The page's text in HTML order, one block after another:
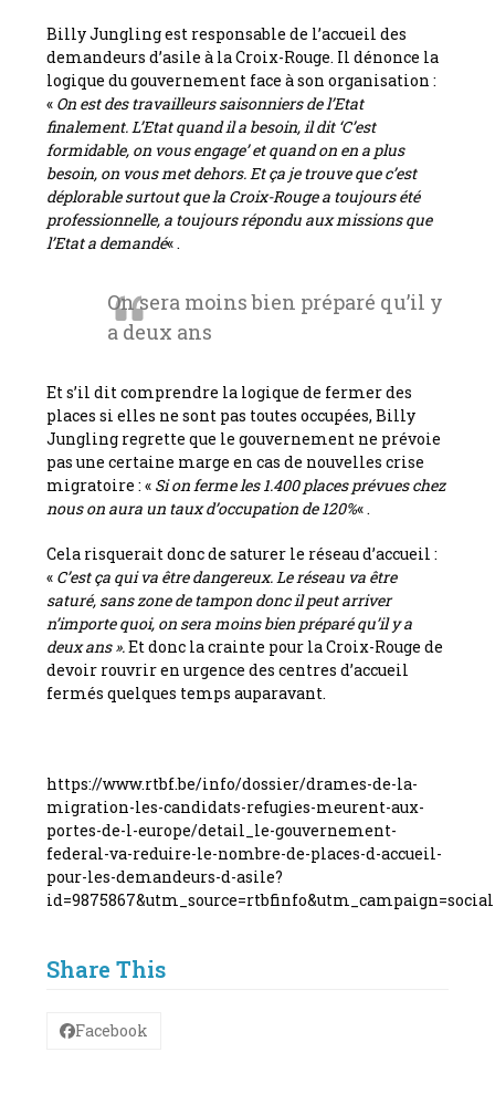
Billy Jungling est responsable de l’accueil des
demandeurs d’asile à la Croix-Rouge. Il dénonce la
logique du gouvernement face à son organisation :
« On est des travailleurs saisonniers de l’Etat
finalement. L’Etat quand il a besoin, il dit ‘C’est
formidable, on vous engage’ et quand on en a plus
besoin, on vous met dehors. Et ça je trouve que c’est
déplorable surtout que la Croix-Rouge a toujours été
professionnelle, a toujours répondu aux missions que
l’Etat a demandé« .
On sera moins bien préparé qu’il y
a deux ans
Et s’il dit comprendre la logique de fermer des
places si elles ne sont pas toutes occupées, Billy
Jungling regrette que le gouvernement ne prévoie
pas une certaine marge en cas de nouvelles crise
migratoire : « Si on ferme les 1.400 places prévues chez
nous on aura un taux d’occupation de 120%« .
Cela risquerait donc de saturer le réseau d’accueil :
« C’est ça qui va être dangereux. Le réseau va être
saturé, sans zone de tampon donc il peut arriver
n’importe quoi, on sera moins bien préparé qu’il y a
deux ans ».Et donc la crainte pour la Croix-Rouge de
devoir rouvrir en urgence des centres d’accueil
fermés quelques temps auparavant.
https://www.rtbf.be/info/dossier/drames-de-la-
migration-les-candidats-refugies-meurent-aux-
portes-de-l-europe/detail_le-gouvernement-
federal-va-reduire-le-nombre-de-places-d-accueil-
pour-les-demandeurs-d-asile?
Share This
Facebook